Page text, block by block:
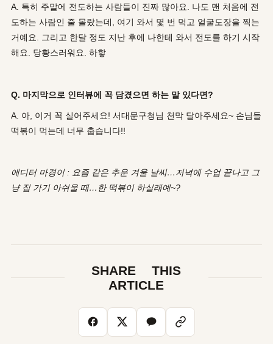
A. 특히 주말에 전도하는 사람들이 진짜 많아요. 나도 맨 처음에 전
도하는 사람인 줄 몰랐는데, 여기 와서 몇 번 먹고 얼굴도장을 찍는
거예요. 그리고 한달 정도 지난 후에 나한테 와서 전도를 하기 시작
해요. 당황스러워요. 하핳
Q. 마지막으로 인터뷰에 꼭 담겼으면 하는 말 있다면?
A. 아, 이거 꼭 실어주세요! 서대문구청님 천막 달아주세요~ 손님들
떡볶이 먹는데 너무 춥습니다!!
에디터 마경이 : 요즘 같은 추운 겨울 날씨…저녁에 수업 끝나고 그
냥 집 가기 아쉬울 때…한 떡볶이 하실래예~?
SHARE THIS
ARTICLE